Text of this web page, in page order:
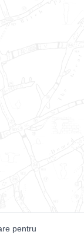
pentru